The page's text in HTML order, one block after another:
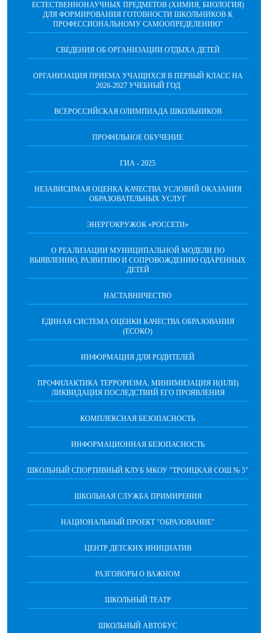
ЕСТЕСТВЕННОНАУЧНЫХ ПРЕДМЕТОВ (ХИМИЯ, БИОЛОГИЯ)
ДЛЯ ФОРМИРОВАНИЯ ГОТОВНОСТИ ШКОЛЬНИКОВ К
ПРОФЕССИОНАЛЬНОМУ САМООПРЕДЕЛЕНИЮ"
СВЕДЕНИЯ ОБ ОРГАНИЗАЦИИ ОТДЫХА ДЕТЕЙ
ОРГАНИЗАЦИЯ ПРИЕМА УЧАЩИХСЯ В ПЕРВЫЙ КЛАСС НА
2026-2027 УЧЕБНЫЙ ГОД
ВСЕРОССИЙСКАЯ ОЛИМПИАДА ШКОЛЬНИКОВ
ПРОФИЛЬНОЕ ОБУЧЕНИЕ
ГИА - 2025
НЕЗАВИСИМАЯ ОЦЕНКА КАЧЕСТВА УСЛОВИЙ ОКАЗАНИЯ
ОБРАЗОВАТЕЛЬНЫХ УСЛУГ
ЭНЕРГОКРУЖОК «РОССЕТИ»
О РЕАЛИЗАЦИИ МУНИЦИПАЛЬНОЙ МОДЕЛИ ПО
ВЫЯВЛЕНИЮ, РАЗВИТИЮ И СОПРОВОЖДЕНИЮ ОДАРЕННЫХ
ДЕТЕЙ
НАСТАВНИЧЕСТВО
ЕДИНАЯ СИСТЕМА ОЦЕНКИ КАЧЕСТВА ОБРАЗОВАНИЯ
(ЕСОКО)
ИНФОРМАЦИЯ ДЛЯ РОДИТЕЛЕЙ
ПРОФИЛАКТИКА ТЕРРОРИЗМА, МИНИМИЗАЦИЯ И(ИЛИ)
ЛИКВИДАЦИЯ ПОСЛЕДСТВИЙ ЕГО ПРОЯВЛЕНИЯ
КОМПЛЕКСНАЯ БЕЗОПАСНОСТЬ
ИНФОРМАЦИОННАЯ БЕЗОПАСНОСТЬ
ШКОЛЬНЫЙ СПОРТИВНЫЙ КЛУБ МКОУ "ТРОИЦКАЯ СОШ № 5"
ШКОЛЬНАЯ СЛУЖБА ПРИМИРЕНИЯ
НАЦИОНАЛЬНЫЙ ПРОЕКТ "ОБРАЗОВАНИЕ"
ЦЕНТР ДЕТСКИХ ИНИЦИАТИВ
РАЗГОВОРЫ О ВАЖНОМ
ШКОЛЬНЫЙ ТЕАТР
ШКОЛЬНЫЙ АВТОБУС